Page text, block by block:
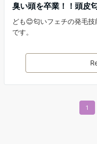
臭い頭を卒業！！頭皮
ども😊匂いフェチの発毛
です。
1